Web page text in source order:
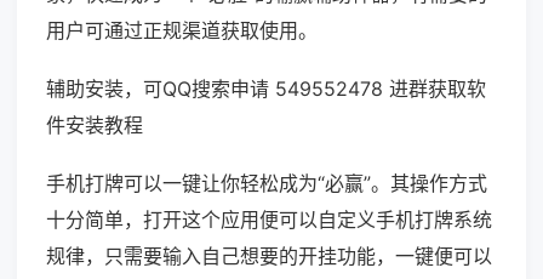
用户可通过正规渠道获取使用。
辅助安装，可QQ搜索申请 549552478 进群获取软
件安装教程
手机打牌可以一键让你轻松成为“必赢”。其操作方式
十分简单，打开这个应用便可以自定义手机打牌系统
规律，只需要输入自己想要的开挂功能，一键便可以